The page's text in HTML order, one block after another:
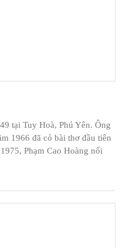
tại Tuy Hoà, Phú Yên. Ông
1966 đã có bài thơ đầu tiên
Phạm Cao Hoàng nổi